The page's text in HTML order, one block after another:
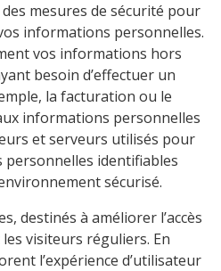
mesures de sécurité pour
informations personnelles.
vos informations hors
besoin d’effectuer un
la facturation ou le
informations personnelles
et serveurs utilisés pour
identifiables
sécurisé.
destinés à améliorer l’accès
visiteurs réguliers. En
l’expérience d’utilisateur